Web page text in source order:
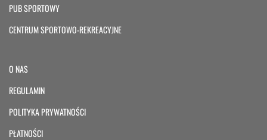
PUB SPORTOWY
CENTRUM SPORTOWO-REKREACYJNE
O NAS
REGULAMIN
POLITYKA PRYWATNOŚCI
PŁATNOŚCI